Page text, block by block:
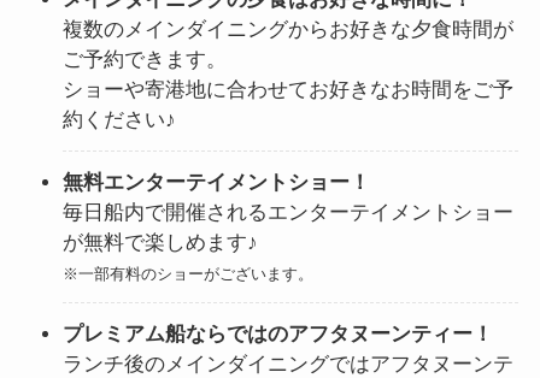
複数のメインダイニングからお好きな夕食時間が
ご予約できます。
ショーや寄港地に合わせてお好きなお時間をご予
約ください♪
無料エンターテイメントショー！
毎日船内で開催されるエンターテイメントショー
が無料で楽しめます♪
※一部有料のショーがございます。
プレミアム船ならではのアフタヌーンティー！
ランチ後のメインダイニングではアフタヌーンテ